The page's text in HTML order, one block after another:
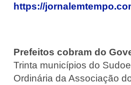
https://
Prefeitos cobram do
Trinta municípios do
Ordinária da Associação